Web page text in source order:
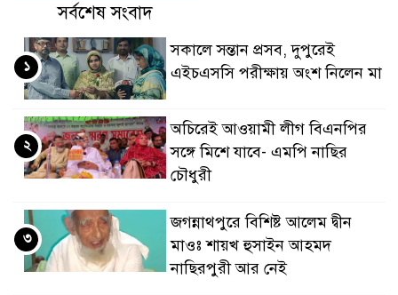
সর্বশেষ সংবাদ
সকালে সন্তান প্রসব, দুপুরেই
এইচএসসি পরীক্ষায় অংশ নিলেন মা
১
অচিরেই আওয়ামী লীগ বিএনপির
সঙ্গে মিশে যাবে- এমপি নাছির
চৌধুরী
২
জগন্নাথপুরে বিশিষ্ট আলেম দ্বীন
মাওঃ শায়খ হুসাইন আহমদ
নাছিরপুরী আর নেই
৩